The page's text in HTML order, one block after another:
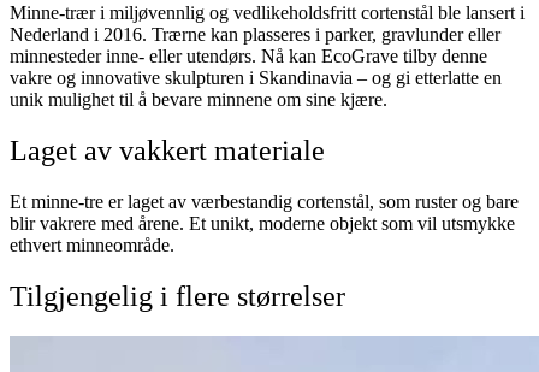
Minne-trær i miljøvennlig og vedlikeholdsfritt cortenstål ble lansert i
Nederland i 2016. Trærne kan plasseres i parker, gravlunder eller
minnesteder inne- eller utendørs. Nå kan EcoGrave tilby denne
vakre og innovative skulpturen i Skandinavia – og gi etterlatte en
unik mulighet til å bevare minnene om sine kjære.
Laget av vakkert materiale
Et minne-tre er laget av værbestandig cortenstål, som ruster og bare
blir vakrere med årene. Et unikt, moderne objekt som vil utsmykke
ethvert minneområde.
Tilgjengelig i flere størrelser